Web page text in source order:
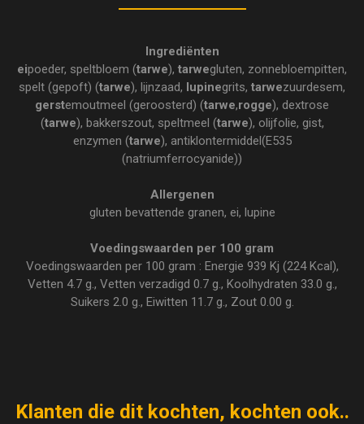
Ingrediënten
eipoeder, speltbloem (tarwe), tarwegluten, zonnebloempitten,
spelt (gepoft) (tarwe), lijnzaad, lupinegrits, tarwezuurdesem,
gerstemoutmeel (geroosterd) (tarwe,rogge), dextrose
(tarwe), bakkerszout, speltmeel (tarwe), olijfolie, gist,
enzymen (tarwe), antiklontermiddel(E535
(natriumferrocyanide))
Allergenen
gluten bevattende granen, ei, lupine
Voedingswaarden per 100 gram
Voedingswaarden per 100 gram : Energie 939 Kj (224 Kcal),
Vetten 4.7 g., Vetten verzadigd 0.7 g., Koolhydraten 33.0 g.,
Suikers 2.0 g., Eiwitten 11.7 g., Zout 0.00 g.
Klanten die dit kochten, kochten ook..